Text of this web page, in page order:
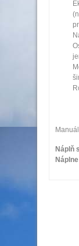
Náplň